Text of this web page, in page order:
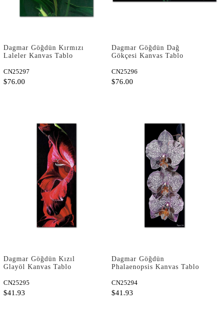
Dagmar Göğdün Kırmızı
Laleler Kanvas Tablo
CN25297
$76.00
Dagmar Göğdün Dağ
Gökçesi Kanvas Tablo
CN25296
$76.00
Dagmar Göğdün Kızıl
Glayöl Kanvas Tablo
CN25295
$41.93
Dagmar Göğdün
Phalaenopsis Kanvas Tablo
CN25294
$41.93